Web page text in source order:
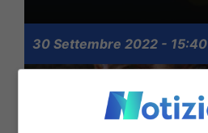
30 Settembre 2022 - 15:40